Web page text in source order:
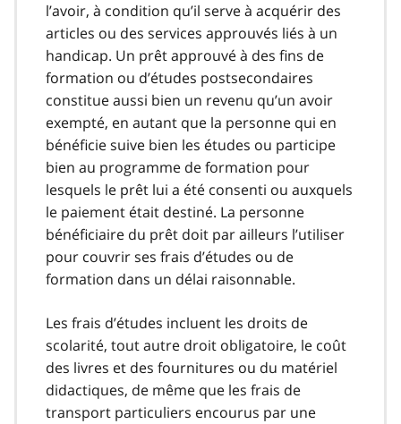
l’avoir, à condition qu’il serve à acquérir des
articles ou des services approuvés liés à un
handicap. Un prêt approuvé à des fins de
formation ou d’études postsecondaires
constitue aussi bien un revenu qu’un avoir
exempté, en autant que la personne qui en
bénéficie suive bien les études ou participe
bien au programme de formation pour
lesquels le prêt lui a été consenti ou auxquels
le paiement était destiné. La personne
bénéficiaire du prêt doit par ailleurs l’utiliser
pour couvrir ses frais d’études ou de
formation dans un délai raisonnable.
Les frais d’études incluent les droits de
scolarité, tout autre droit obligatoire, le coût
des livres et des fournitures ou du matériel
didactiques, de même que les frais de
transport particuliers encourus par une